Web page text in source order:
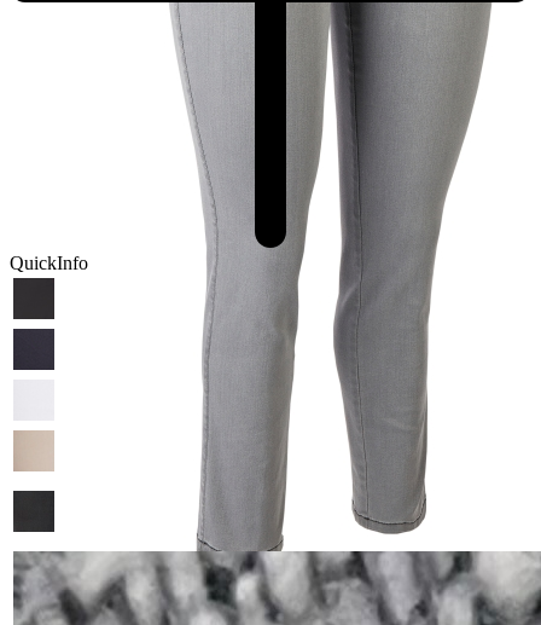
QuickInfo